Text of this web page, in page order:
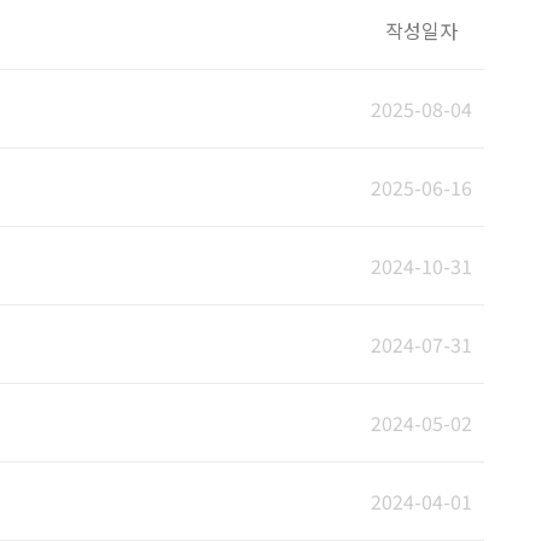
작성일자
2025-08-04
2025-06-16
2024-10-31
2024-07-31
2024-05-02
2024-04-01